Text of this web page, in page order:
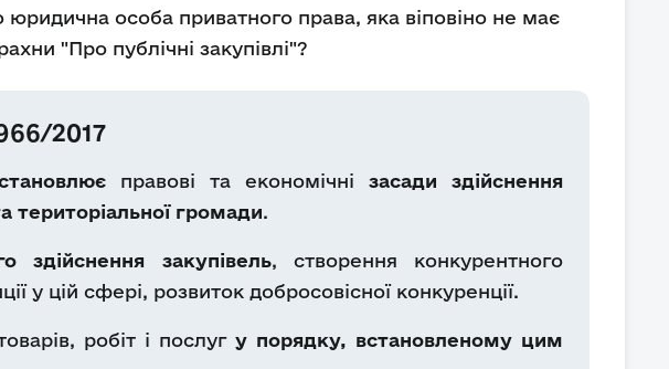
особа приватного права, яка віповіно не має
"Про публічні закупівлі"?
2017
правові та економічні засади здійснення
територіальної громади.
здійснення закупівель, створення конкурентного
у цій сфері, розвиток добросовісної конкуренції.
робіт і послугу порядку, встановленому цим